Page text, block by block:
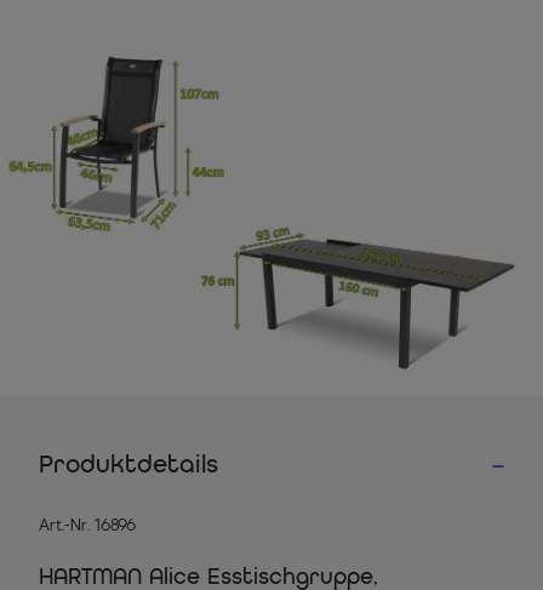
Produktdetails
Art.-Nr. 16896
HARTMAN Alice Esstischgruppe,